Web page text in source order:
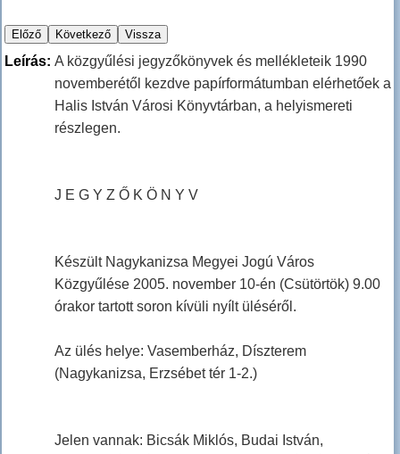
Leírás: A közgyűlési jegyzőkönyvek és mellékleteik 1990
novemberétől kezdve papírformátumban elérhetőek a
Halis István Városi Könyvtárban, a helyismereti
részlegen.
J E G Y Z Ő K Ö N Y V
Készült Nagykanizsa Megyei Jogú Város
Közgyűlése 2005. november 10-én (Csütörtök) 9.00
órakor tartott soron kívüli nyílt üléséről.
Az ülés helye: Vasemberház, Díszterem
(Nagykanizsa, Erzsébet tér 1-2.)
Jelen vannak: Bicsák Miklós, Budai István,